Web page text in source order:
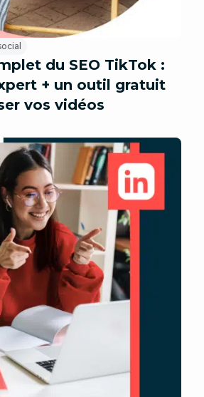
du SEO TikTok :
+ un outil gratuit
vos vidéos